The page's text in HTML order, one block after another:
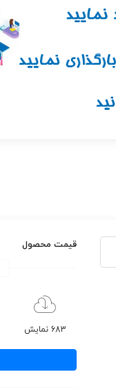
قیمت محصول
683 نمایش
آهنگ